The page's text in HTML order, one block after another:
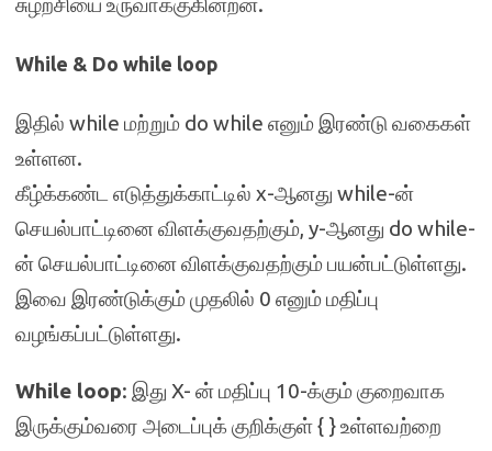
While & Do while loop
இதில் while மற்றும் do while எனும் இரண்டு வகைகள்
உள்ளன.
கீழ்க்கண்ட எடுத்துக்காட்டில் x-ஆனது while-ன்
செயல்பாட்டினை விளக்குவதற்கும், y-ஆனது do while-
ன் செயல்பாட்டினை விளக்குவதற்கும் பயன்பட்டுள்ளது.
இவை இரண்டுக்கும் முதலில் 0 எனும் மதிப்பு
வழங்கப்பட்டுள்ளது.
While loop: இது X- ன் மதிப்பு 10-க்கும் குறைவாக
இருக்கும்வரை அடைப்புக் குறிக்குள் { } உள்ளவற்றை